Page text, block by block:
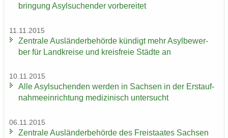
brin­gung Asyl­su­chen­der vor­be­rei­tet
11.11.2015
Zen­tra­le Aus­län­der­be­hör­de kün­digt mehr Asyl­be­wer­
ber für Land­krei­se und kreis­freie Städ­te an
10.11.2015
Alle Asyl­su­chen­den wer­den in Sach­sen in der Erst­auf­
nah­me­ein­rich­tung me­di­zi­nisch un­ter­sucht
06.11.2015
Zen­tra­le Aus­län­der­be­hör­de des Frei­staa­tes Sach­sen